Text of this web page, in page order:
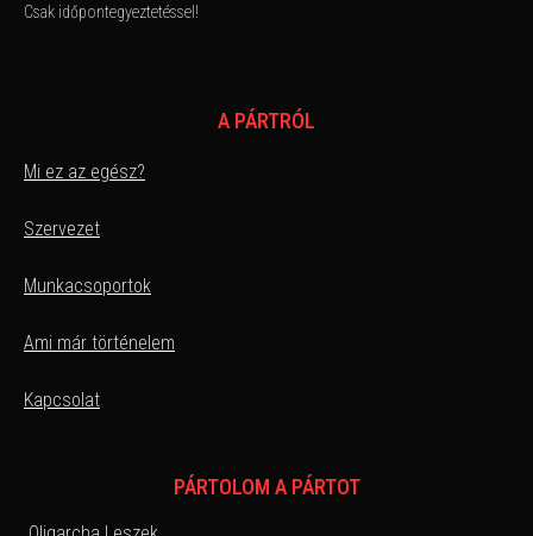
Csak időpontegyeztetéssel!
A PÁRTRÓL
Mi ez az egész?
Szervezet
Munkacsoportok
Ami már történelem
Kapcsolat
PÁRTOLOM A PÁRTOT